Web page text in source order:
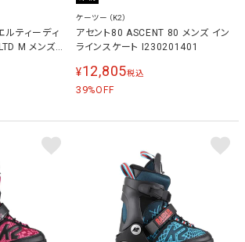
ルティーディ
M メンズ
ケーツー（K2）
アセント80 ASCENT 80 メンズ イン
ラインスケート I230201401
¥12,805税込
39%OFF